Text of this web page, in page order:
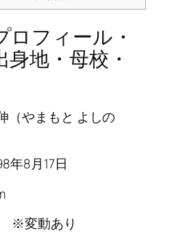
ロフィール・
地・母校・
（やまもと よしの
年8月17日
※変動あり